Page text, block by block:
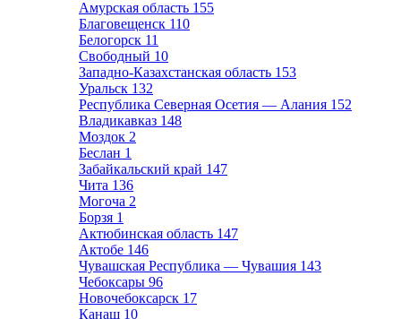
Амурская область 155
Благовещенск 110
Белогорск 11
Свободный 10
Западно-Казахстанская область 153
Уральск 132
Республика Северная Осетия — Алания 152
Владикавказ 148
Моздок 2
Беслан 1
Забайкальский край 147
Чита 136
Могоча 2
Борзя 1
Актюбинская область 147
Актобе 146
Чувашская Республика — Чувашия 143
Чебоксары 96
Новочебоксарск 17
Канаш 10